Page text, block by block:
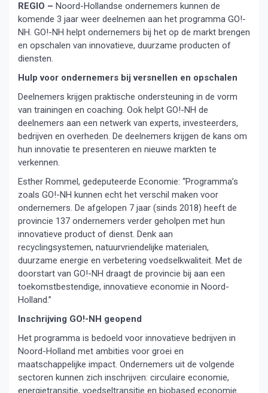
REGIO – Noord-Hollandse ondernemers kunnen de
komende 3 jaar weer deelnemen aan het programma GO!-
NH. GO!-NH helpt ondernemers bij het op de markt brengen
en opschalen van innovatieve, duurzame producten of
diensten.
Hulp voor ondernemers bij versnellen en opschalen
Deelnemers krijgen praktische ondersteuning in de vorm
van trainingen en coaching. Ook helpt GO!-NH de
deelnemers aan een netwerk van experts, investeerders,
bedrijven en overheden. De deelnemers krijgen de kans om
hun innovatie te presenteren en nieuwe markten te
verkennen.
Esther Rommel, gedeputeerde Economie: “Programma’s
zoals GO!-NH kunnen echt het verschil maken voor
ondernemers. De afgelopen 7 jaar (sinds 2018) heeft de
provincie 137 ondernemers verder geholpen met hun
innovatieve product of dienst. Denk aan
recyclingsystemen, natuurvriendelijke materialen,
duurzame energie en verbetering voedselkwaliteit. Met de
doorstart van GO!-NH draagt de provincie bij aan een
toekomstbestendige, innovatieve economie in Noord-
Holland.”
Inschrijving GO!-NH geopend
Het programma is bedoeld voor innovatieve bedrijven in
Noord-Holland met ambities voor groei en
maatschappelijke impact. Ondernemers uit de volgende
sectoren kunnen zich inschrijven: circulaire economie,
energietransitie, voedseltransitie en biobased economie.